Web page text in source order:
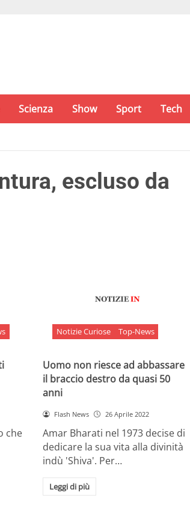
Scienza Show Sport Tech
escluso da
che
Notizie Curiose Top-News
Uomo non riesce ad abbassare
il braccio destro da quasi 50
anni
Flash News 26 Aprile 2022
Amar Bharati nel 1973 decise di
dedicare la sua vita alla divinità
indù 'Shiva'. Per…
Leggi di più